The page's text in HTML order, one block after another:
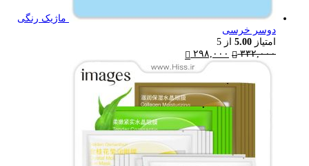
ماژیک رنگی
دوسر خرسی
امتیاز 5.00 از 5
۳۳۲,۰۰۰
Original
price
۳۳۲,۰۰۰ تومان.
۲۹۸,۰۰۰
price
is:
۲۹۸,۰۰۰ تومان.